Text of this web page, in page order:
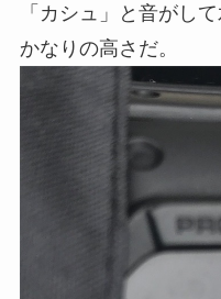
「カシュ」と音がし
かなりの高さだ。